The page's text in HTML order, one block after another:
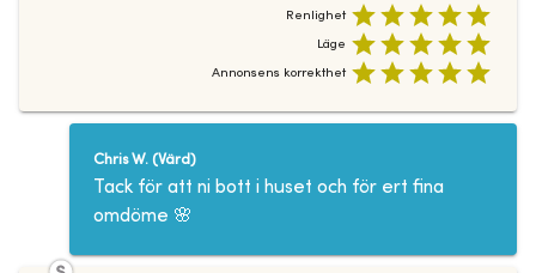
Renlighet
Läge
Annonsens korrekthet
Chris W.(Värd )
Tack för att ni bott i huset och för ert fina
omdöme 🌸